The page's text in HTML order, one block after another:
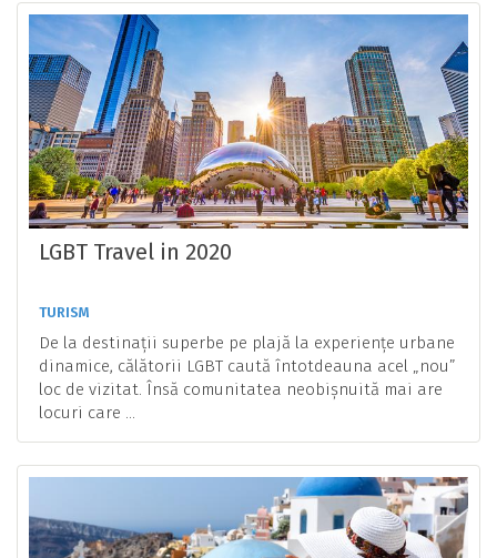
LGBT Travel in 2020
TURISM
De la destinații superbe pe plajă la experiențe urbane
dinamice, călătorii LGBT caută întotdeauna acel „nou”
loc de vizitat. Însă comunitatea neobișnuită mai are
locuri care ...